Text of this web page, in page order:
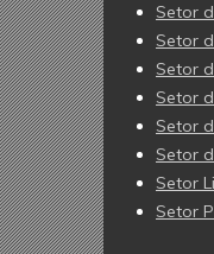
Setor
Setor
Setor
Setor
Setor
Setor
Setor
Setor